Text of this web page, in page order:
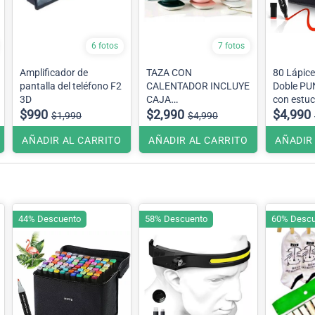
6 fotos
Amplificador de
pantalla del teléfono F2
3D
$990 $1,990
AÑADIR AL CARRITO
7 fotos
TAZA CON
CALENTADOR INCLUYE
CAJA
Colores Rosado, Verde ,
Rojo y Blanco .
Se envían colores al
azar
$2,990 $4,990
AÑADIR AL CARRITO
80
Doble
con
$4,990
AÑADIR
44% Descuento 58% Descuento 60%